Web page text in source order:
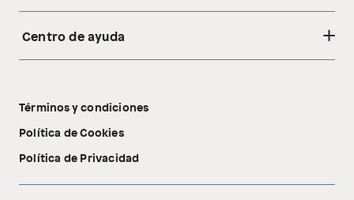
Acerca de nosotros
Tecnología Pillow Walk
Centro de ayuda
Libro de reclamaciones
Términos y condiciones
Política de Cookies
Política de Privacidad